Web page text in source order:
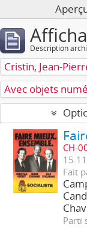
Description
Avec objets
CH-
Fait
Parti